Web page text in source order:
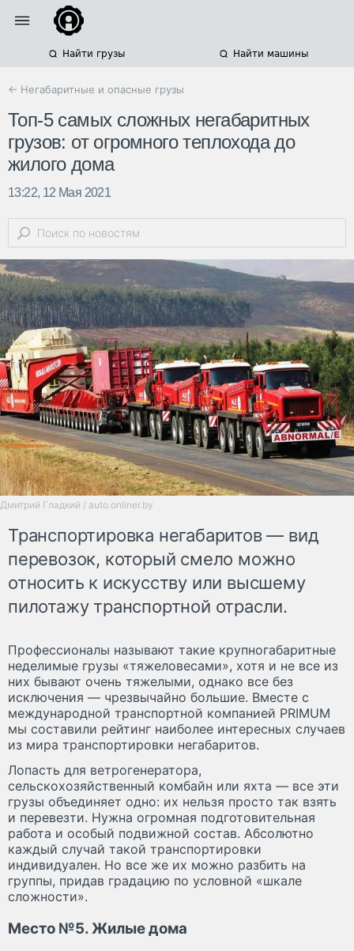
Найти грузы Найти машины
← Негабаритные и опасные грузы
Топ-5 самых сложных негабаритных
грузов: от огромного теплохода до
жилого дома
13:22, 12 Мая 2021
Дмитрий Гладкий / auto.onliner.by
Транспортировка негабаритов — вид
перевозок, который смело можно
относить к искусству или высшему
пилотажу транспортной отрасли.
Профессионалы называют такие крупногабаритные
неделимые грузы «тяжеловесами», хотя и не все из
них бывают очень тяжелыми, однако все без
исключения — чрезвычайно большие. Вместе с
международной транспортной компанией PRIMUM
мы составили рейтинг наиболее интересных случаев
из мира транспортировки негабаритов.
Лопасть для ветрогенератора,
сельскохозяйственный комбайн или яхта — все эти
грузы объединяет одно: их нельзя просто так взять
и перевезти. Нужна огромная подготовительная
работа и особый подвижной состав. Абсолютно
каждый случай такой транспортировки
индивидуален. Но все же их можно разбить на
группы, придав градацию по условной «шкале
сложности».
Место №5. Жилые дома